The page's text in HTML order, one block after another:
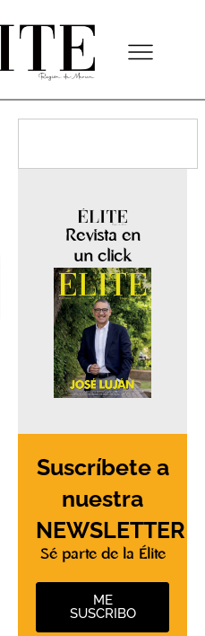
Revista en
un click
Suscríbete a
nuestra
NEWSLETTER
Sé parte de la Élite
ME
SUSCRIBO